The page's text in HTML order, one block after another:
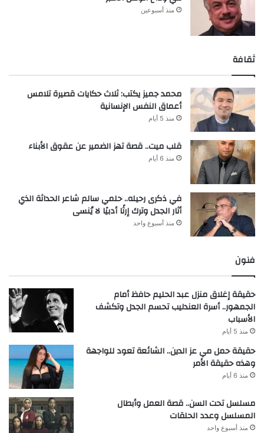
منذ أسبوعين
ثقافة
محمد جميز يكتب: ثلاث حكايات قصيرة تلامس
أعماق النفس الإنسانية
منذ 5 أيام
قلب ميت.. قصة تهز الضمير عن عقوق الأبناء
منذ 6 أيام
في ذكرى رحيله.. حلمي سالم شاعر الحداثة الذي
أثار الجدل وترك إرثًا أدبيًا لا يُنسى
منذ أسبوع واحد
فنون
حقيقة إغلاق منزل عبد الحليم حافظ أمام
الجمهور.. أسرة العندليب تحسم الجدل وتكشف
الأسباب
منذ 5 أيام
حقيقة حمل مي عز الدين.. الشائعة تعود للواجهة
وهذه حقيقة الأمر
منذ 6 أيام
مسلسل تحت السن.. قصة العمل وأبطال
المسلسل وعدد الحلقات
منذ أسبوع واحد